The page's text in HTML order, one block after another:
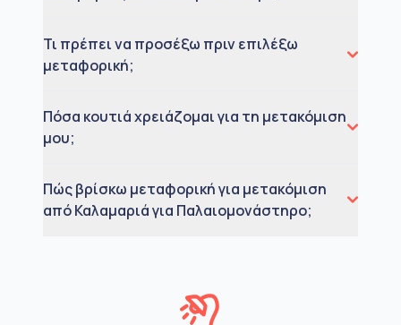
Τι πρέπει να προσέξω πριν επιλέξω
μεταφορική;
Πόσα κουτιά χρειάζομαι για τη μετακόμιση
μου;
Πώς βρίσκω μεταφορική για μετακόμιση
από Καλαμαριά για Παλαιομονάστηρο;